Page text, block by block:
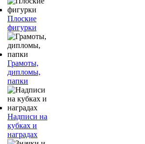
Плоские
фигурки
Грамоты,
дипломы,
папки
Надписи на
кубках и
наградах